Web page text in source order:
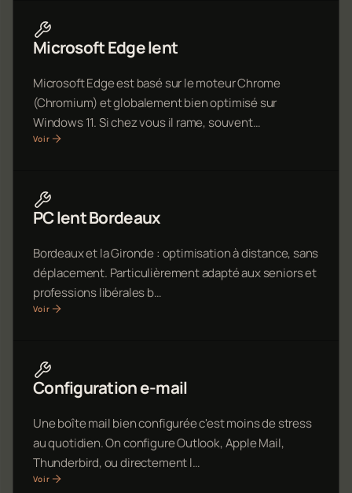
Microsoft Edge lent
Microsoft Edge est basé sur le moteur Chrome
(Chromium) et globalement bien optimisé sur
Windows 11. Si chez vous il rame, souvent…
Voir
PC lent Bordeaux
Bordeaux et la Gironde : optimisation à distance, sans
déplacement. Particulièrement adapté aux seniors et
professions libérales b…
Voir
Configuration e-mail
Une boîte mail bien configurée c'est moins de stress
au quotidien. On configure Outlook, Apple Mail,
Thunderbird, ou directement l…
Voir